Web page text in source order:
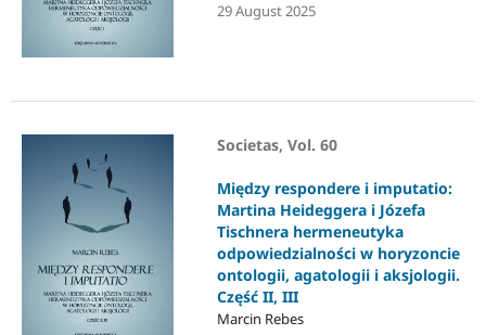
29 August 2025
Societas, Vol. 60
Między respondere i imputatio:
Martina Heideggera i Józefa
Tischnera hermeneutyka
odpowiedzialności w horyzoncie
ontologii, agatologii i aksjologii.
Część II, III
Marcin Rebes